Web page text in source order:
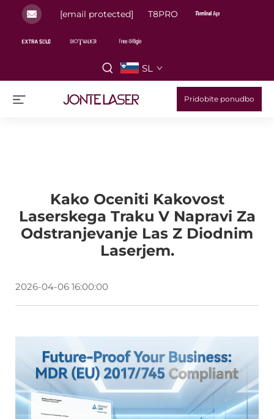
[email protected] T8PRO
SL
Pridobite ponudbo
Kako Oceniti Kakovost
Laserskega Traku V Napravi Za
Odstranjevanje Las Z Diodnim
Laserjem.
2026-04-06 16:00:00